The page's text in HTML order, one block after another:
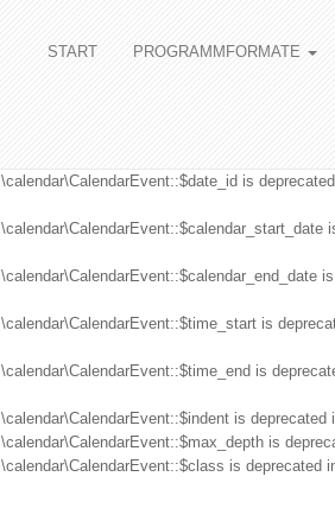
START PROGRAMMFORMATE
is
is
is
is deprecated
is
is deprecated